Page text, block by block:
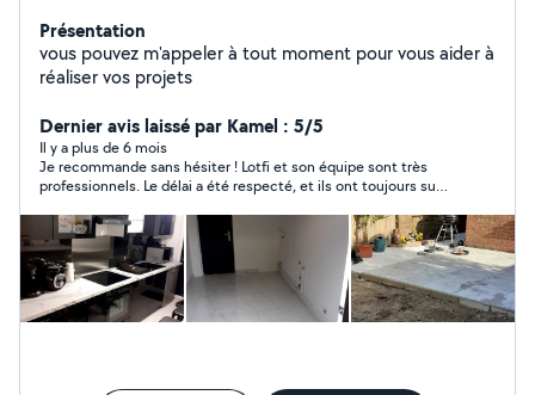
Présentation
vous pouvez m'appeler à tout moment pour vous aider à
réaliser vos projets
Dernier avis laissé par Kamel : 5/5
Il y a plus de 6 mois
Je recommande sans hésiter ! Lotfi et son équipe sont très
professionnels. Le délai a été respecté, et ils ont toujours su
d'eau. Le chantier a été rendu propre. Merci encore